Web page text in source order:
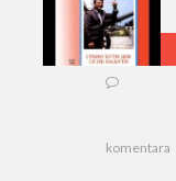
komentara